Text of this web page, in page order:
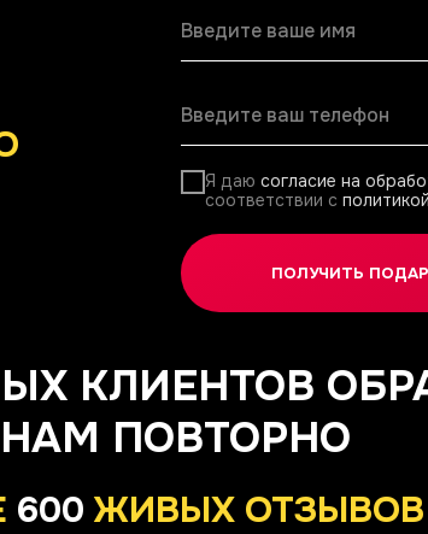
Я даю согласие на
соответствии с
ПОЛУЧИТЬ
КЛИЕНТОВ
ПОВТОРНО
600 ЖИВЫХ ОТЗЫВОВ